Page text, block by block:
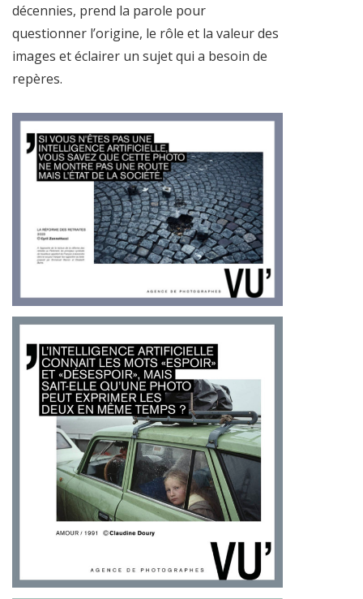
décennies, prend la parole pour
questionner l’origine, le rôle et la valeur des
images et éclairer un sujet qui a besoin de
repères.